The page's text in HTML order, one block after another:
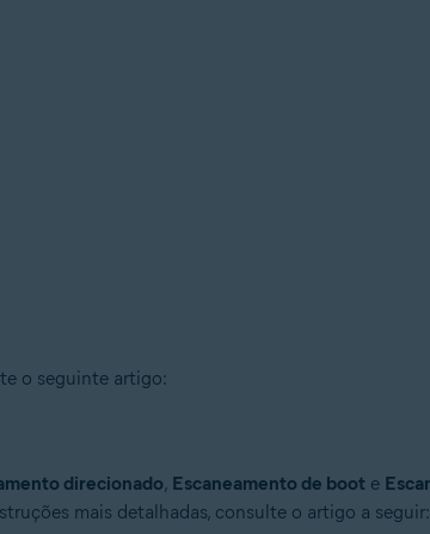
o seguinte artigo:
direcionado, Escaneamento de boot e
mais detalhadas, consulte o artigo a seguir: